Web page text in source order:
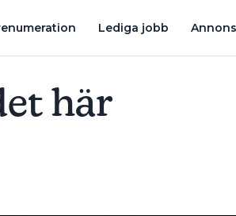
Lediga jobb
här
OCH LUFTVÄRMEPUMP?